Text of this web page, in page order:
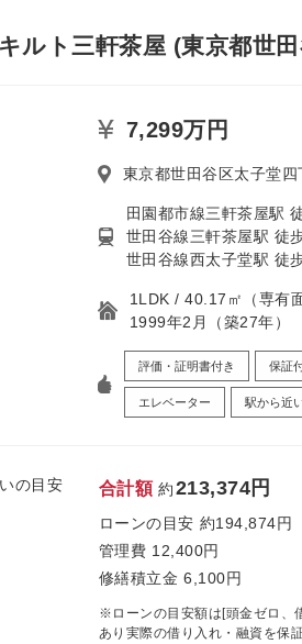
ルト三軒茶屋 (東京都世
7,299万円
東京都世田谷区太子堂四
田園都市線三軒茶屋駅
世田谷線三軒茶屋駅 徒
世田谷線西太子堂駅 徒
1LDK / 40.17㎡（専有面
1999年2月（築27年）
評価・証明書付き 保証
エレベーター 駅から近
の目安 合計額 約213,374円
ローンの目安 約194,874円
管理費 12,400円
修繕積立金 6,100円
※ローンの目安額は[頭金ゼロ、
あり実際の借り入れ・融資を保